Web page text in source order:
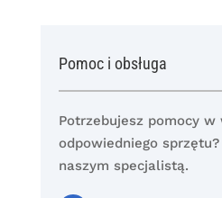
Pomoc i obsługa
Potrzebujesz pomocy w
odpowiedniego
naszym specjalistą.